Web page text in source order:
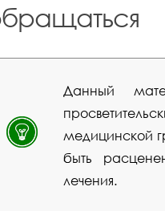
Данный
медицинской
быть
лечения.